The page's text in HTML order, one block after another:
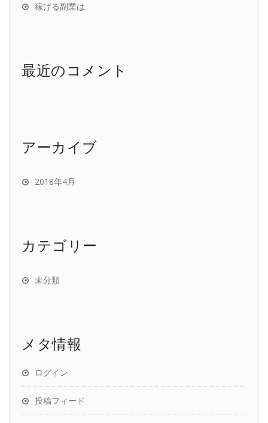
稼げる副業は
最近のコメント
アーカイブ
2018年4月
カテゴリー
未分類
メタ情報
ログイン
投稿フィード